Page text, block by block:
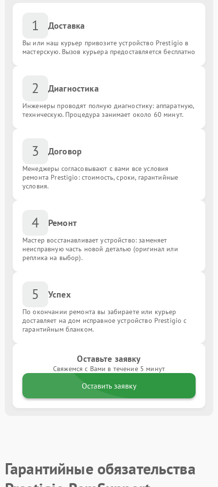
1 Доставка
Вы или наш курьер привозите устройство Prestigio в
мастерскую. Вызов курьера предоставляется бесплатно
2 Диагностика
Инженеры проводят полную диагностику: аппаратную,
техническую. Процедура занимает около 60 минут.
3 Договор
Менеджеры согласовывают с вами все условия
ремонта Prestigio: стоимость, сроки, гарантийные
условия.
4 Ремонт
Мастер восстанавливает устройство: заменяет
неисправную часть новой деталью (оригинал или
реплика на выбор).
5 Успех
По окончании ремонта вы забираете или курьер
доставляет на дом исправное устройство Prestigio с
гарантийным бланком.
Оставьте заявку
Свяжемся с Вами в течение 5 минут
Оставить заявку
Гарантийные обязательства